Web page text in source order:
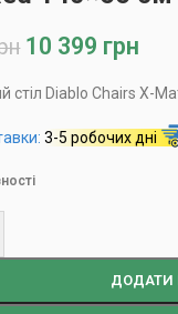
10 399 грн
стіл Diablo Chairs X-
3-5 робочих дні
ДОДАТИ